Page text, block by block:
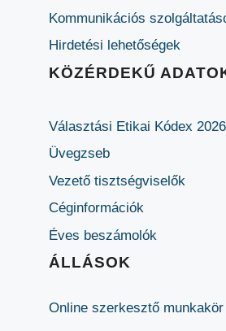
Kommunikációs
Hirdetési lehetőségek
KÖZÉRDEKŰ
Választási Etikai Kódex 2026
Üvegzseb
Vezető tisztségviselők
Céginformációk
Éves beszámolók
ÁLLÁSOK
Online szerkesztő munkakör